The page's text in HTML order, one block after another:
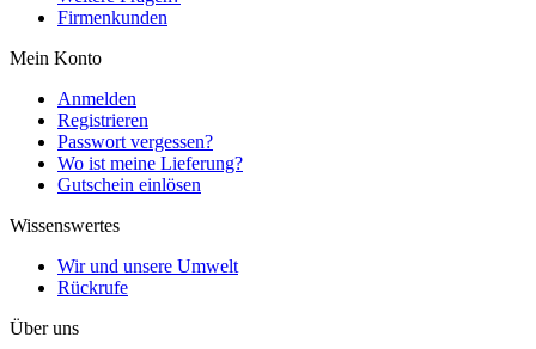
Firmenkunden
Mein Konto
Anmelden
Registrieren
Passwort vergessen?
Wo ist meine Lieferung?
Gutschein einlösen
Wissenswertes
Wir und unsere Umwelt
Rückrufe
Über uns